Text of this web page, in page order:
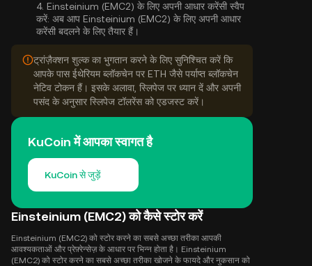
4. Einsteinium (EMC2) के लिए अपनी आधार करेंसी स्वैप
करें: अब आप Einsteinium (EMC2) के लिए अपनी आधार
करेंसी बदलने के लिए तैयार हैं।
ट्रांज़ैक्शन शुल्क का भुगतान करने के लिए सुनिश्चित करें कि
आपके पास ईथेरियम ब्लॉकचेन पर ETH जैसे पर्याप्त ब्लॉकचेन
नेटिव टोकन हैं। इसके अलावा, स्लिपेज पर ध्यान दें और अपनी
पसंद के अनुसार स्लिपेज टॉलरेंस को एडजस्ट करें।
KuCoin में आपका स्वागत है
KuCoin से जुड़ें
Einsteinium (EMC2) को कैसे स्टोर करें
Einsteinium (EMC2) को स्टोर करने का सबसे अच्छा तरीका आपकी
आवश्यकताओं और प्रेफ़्रेन्सेज़ के आधार पर भिन्न होता है। Einsteinium
(EMC2) को स्टोर करने का सबसे अच्छा तरीका खोजने के फायदे और नुकसान को